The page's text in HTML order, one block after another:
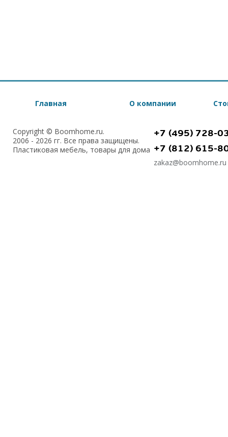
Главная О компании
Copyright © Boomhome.ru.
2006 - 2026 гг. Все права защищены.
Пластиковая мебель, товары для дома
+7 (495) 728-
+7 (812) 615-
zakaz@boomhome.ru